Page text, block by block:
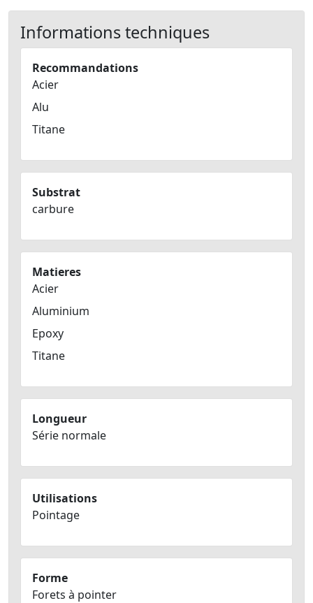
Informations techniques
Recommandations
Acier
Alu
Titane
Substrat
carbure
Matieres
Acier
Aluminium
Epoxy
Titane
Longueur
Série normale
Utilisations
Pointage
Forme
Forets à pointer